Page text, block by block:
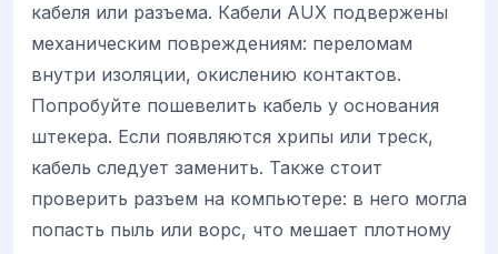
кабеля или разъема. Кабели AUX подвержены
механическим повреждениям: переломам
внутри изоляции, окислению контактов.
Попробуйте пошевелить кабель у основания
штекера. Если появляются хрипы или треск,
кабель следует заменить. Также стоит
проверить разъем на компьютере: в него могла
попасть пыль или ворс, что мешает плотному